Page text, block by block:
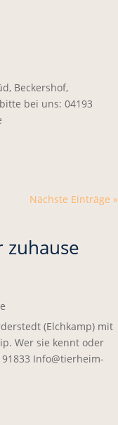
Beckershof,
bei uns: 04193
Nächste Einträge »
zuhause
(Elchkamp) mit
Wer sie kennt oder
Info@tierheim-